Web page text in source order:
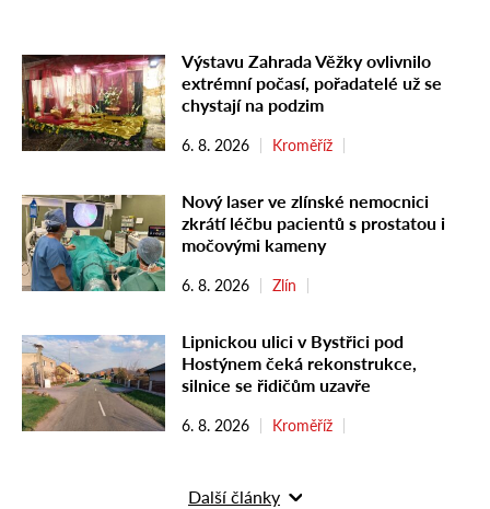
Výstavu Zahrada Věžky ovlivnilo
extrémní počasí, pořadatelé už se
chystají na podzim
6. 8. 2026 Kroměříž
Nový laser ve zlínské nemocnici
zkrátí léčbu pacientů s prostatou i
močovými kameny
6. 8. 2026 Zlín
Lipnickou ulici v Bystřici pod
Hostýnem čeká rekonstrukce,
silnice se řidičům uzavře
6. 8. 2026 Kroměříž
Další články